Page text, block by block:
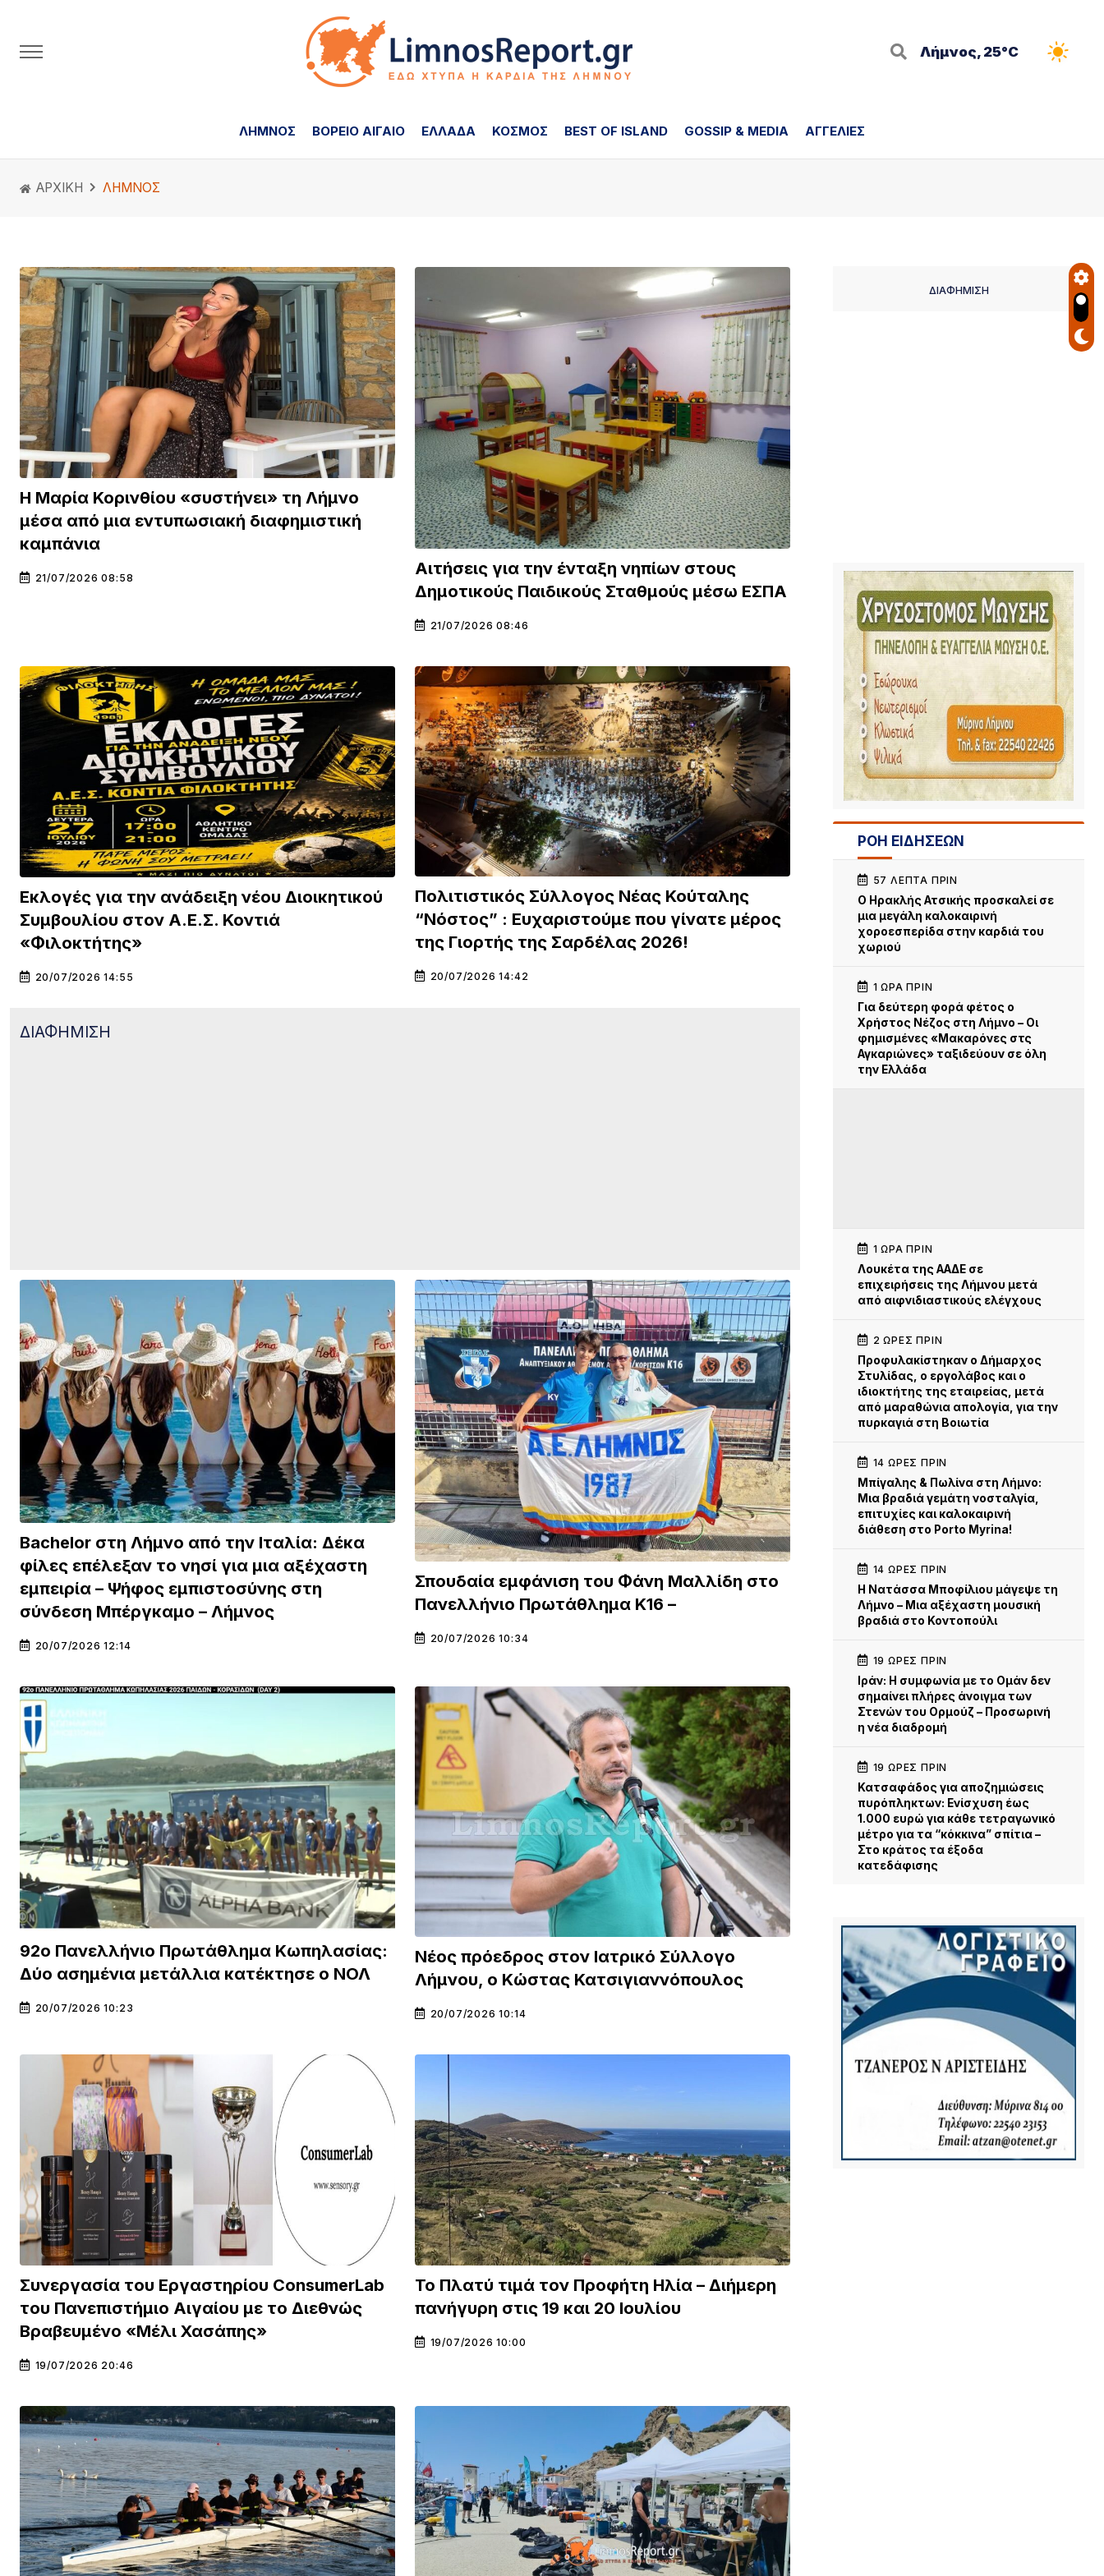
Λήμνος, 25°C
ΛΗΜΝΟΣ ΒΟΡΕΙΟ ΑΙΓΑΙΟ ΕΛΛΑΔΑ ΚΟΣΜΟΣ BEST OF ISLAND GOSSIP & MEDIA ΑΓΓΕΛΙΕΣ
ΑΡΧΙΚΗ ΛΗΜΝΟΣ
Η Μαρία Κορινθίου «συστήνει» τη Λήμνο
μέσα από μια εντυπωσιακή διαφημιστική
καμπάνια
21/07/2026 08:58
Αιτήσεις για την ένταξη νηπίων στους
Δημοτικούς Παιδικούς Σταθμούς μέσω ΕΣΠΑ
21/07/2026 08:46
Εκλογές για την ανάδειξη νέου Διοικητικού
Συμβουλίου στον Α.Ε.Σ. Κοντιά
«Φιλοκτήτης»
20/07/2026 14:55
Πολιτιστικός Σύλλογος Νέας Κούταλης
“Νόστος” : Ευχαριστούμε που γίνατε μέρος
της Γιορτής της Σαρδέλας 2026!
20/07/2026 14:42
ΔΙΑΦΗΜΙΣΗ
Bachelor στη Λήμνο από την Ιταλία: Δέκα
φίλες επέλεξαν το νησί για μια αξέχαστη
εμπειρία – Ψήφος εμπιστοσύνης στη
σύνδεση Μπέργκαμο – Λήμνος
20/07/2026 12:14
Σπουδαία εμφάνιση του Φάνη Μαλλίδη στο
Πανελλήνιο Πρωτάθλημα Κ16 –
20/07/2026 10:34
92ο Πανελλήνιο Πρωτάθλημα Κωπηλασίας:
Δύο ασημένια μετάλλια κατέκτησε ο ΝΟΛ
20/07/2026 10:23
Νέος πρόεδρος στον Ιατρικό Σύλλογο
Λήμνου, ο Κώστας Κατσιγιαννόπουλος
20/07/2026 10:14
Συνεργασία του Εργαστηρίου ConsumerLab
του Πανεπιστήμιο Αιγαίου με το Διεθνώς
Βραβευμένο «Μέλι Χασάπης»
19/07/2026 20:46
Το Πλατύ τιμά τον Προφήτη Ηλία – Διήμερη
πανήγυρη στις 19 και 20 Ιουλίου
19/07/2026 10:00
ΔΙΑΦΗΜΙΣΗ
ΡΟΗ ΕΙΔΗΣΕΩΝ
57 ΛΕΠΤΆ ΠΡΙΝ
Ο Ηρακλής Ατσικής προσκαλεί σε
μια μεγάλη καλοκαιρινή
χοροεσπερίδα στην καρδιά του
χωριού
1 ΏΡΑ ΠΡΙΝ
Για δεύτερη φορά φέτος ο
Χρήστος Νέζος στη Λήμνο – Οι
φημισμένες «Μακαρόνες στς
Αγκαριώνες» ταξιδεύουν σε όλη
την Ελλάδα
1 ΏΡΑ ΠΡΙΝ
Λουκέτα της ΑΑΔΕ σε
επιχειρήσεις της Λήμνου μετά
από αιφνιδιαστικούς ελέγχους
2 ΏΡΕΣ ΠΡΙΝ
Προφυλακίστηκαν ο Δήμαρχος
Στυλίδας, ο εργολάβος και ο
ιδιοκτήτης της εταιρείας, μετά
από μαραθώνια απολογία, για την
πυρκαγιά στη Βοιωτία
14 ΏΡΕΣ ΠΡΙΝ
Μπίγαλης & Πωλίνα στη Λήμνο:
Μια βραδιά γεμάτη νοσταλγία,
επιτυχίες και καλοκαιρινή
διάθεση στο Porto Myrina!
14 ΏΡΕΣ ΠΡΙΝ
Η Νατάσσα Μποφίλιου μάγεψε τη
Λήμνο – Μια αξέχαστη μουσική
βραδιά στο Κοντοπούλι
19 ΏΡΕΣ ΠΡΙΝ
Iράν: Η συμφωνία με το Ομάν δεν
σημαίνει πλήρες άνοιγμα των
Στενών του Ορμούζ – Προσωρινή
η νέα διαδρομή
19 ΏΡΕΣ ΠΡΙΝ
Κατσαφάδος για αποζημιώσεις
πυρόπληκτων: Ενίσχυση έως
1.000 ευρώ για κάθε τετραγωνικό
μέτρο για τα “κόκκινα” σπίτια –
Στο κράτος τα έξοδα
κατεδάφισης